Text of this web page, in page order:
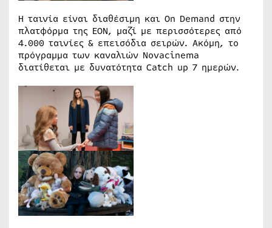
Η ταινία είναι διαθέσιμη και On Demand στην
πλατφόρμα της ΕΟΝ, μαζί με περισσότερες από
4.000 ταινίες & επεισόδια σειρών. Ακόμη, το
πρόγραμμα των καναλιών Novacinema
διατίθεται με δυνατότητα Catch up 7 ημερών.